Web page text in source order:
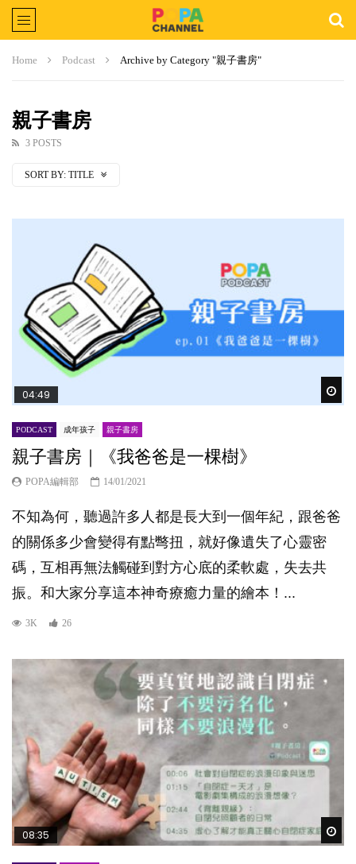
Home Podcast Archive by Category "親子書房"
親子書房
3 POSTS
SORT BY: TITLE
04:49
PODCAST 成年孩子 親子書房
親子書房｜《我爸爸是一棵樹》
POPA編輯部 14/01/2021
不知為何，聽過許多人都是長大到一個年紀，跟爸爸
的關係多少會變得有點彆扭，就好像遺失了心靈密
碼，互相再無法觸碰到對方心底的柔軟處，失去共
振。和大家分享這本神奇療癒力量的繪本！...
3K 26
08:35